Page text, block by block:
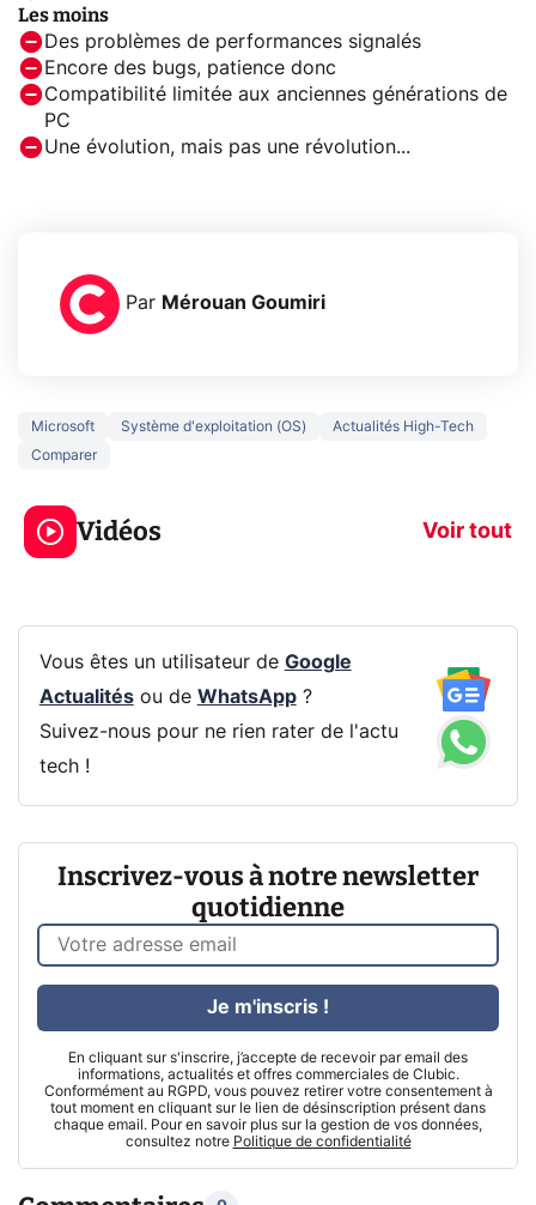
Les moins
Des problèmes de performances signalés
Encore des bugs, patience donc
Compatibilité limitée aux anciennes générations de
PC
Une évolution, mais pas une révolution...
Par Mérouan Goumiri
Microsoft Système d'exploitation (OS)
Actualités High-Tech
Comparer
Vidéos Voir tout
5 générations de
jeux dans la
prochaine Xbox !
navigation
Vous êtes un utilisateur de Google
Actualitésou de WhatsApp?
Suivez-nous pour ne rien rater de l'actu
tech !
Inscrivez-vous à notre newsletter
quotidienne
En cliquant sur s'inscrire, j’accepte de recevoir par email des
informations, actualités et offres commerciales de Clubic.
Conformément au RGPD, vous pouvez retirer votre consentement à
tout moment en cliquant sur le lien de désinscription présent dans
chaque email. Pour en savoir plus sur la gestion de vos données,
consultez notre Politique de confidentialité
Je m'inscris !